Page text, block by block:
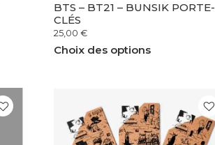
BTS – BT21 – BUNSIK PORTE-
CLÉS
25,00 €
Choix des options